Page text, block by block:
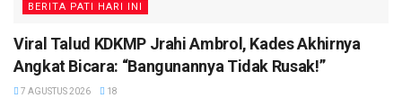
BERITA PATI HARI INI
Viral Talud KDKMP Jrahi Ambrol, Kades Akhirnya
Angkat Bicara: “Bangunannya Tidak Rusak!”
7 AGUSTUS 2026 18